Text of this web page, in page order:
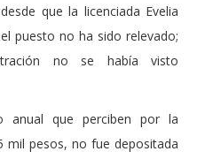
que la licenciada Evelia
puesto no ha sido relevado;
no se había visto
anual que perciben por la
mil pesos, no fue depositada